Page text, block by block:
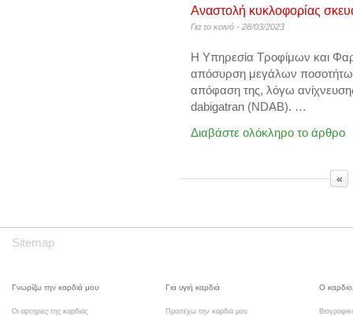
Αναστολή κυκλοφορίας
Για το κοινό - 28/03/2023
Η Υπηρεσία Τροφίμων και
απόσυρση μεγάλων
απόφαση της, λόγω
dabigatran (NDAB). …
Διαβάστε ολόκληρο το άρθρο
«
Sitemap
Γνωρίζω την καρδιά μου
Οι αρτηρίες της καρδιάς
Για υγιή καρδιά
Προσέχω την καρδιά μου
Ο